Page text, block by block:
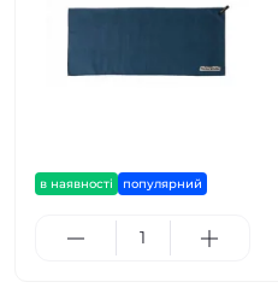
в наявності популярний